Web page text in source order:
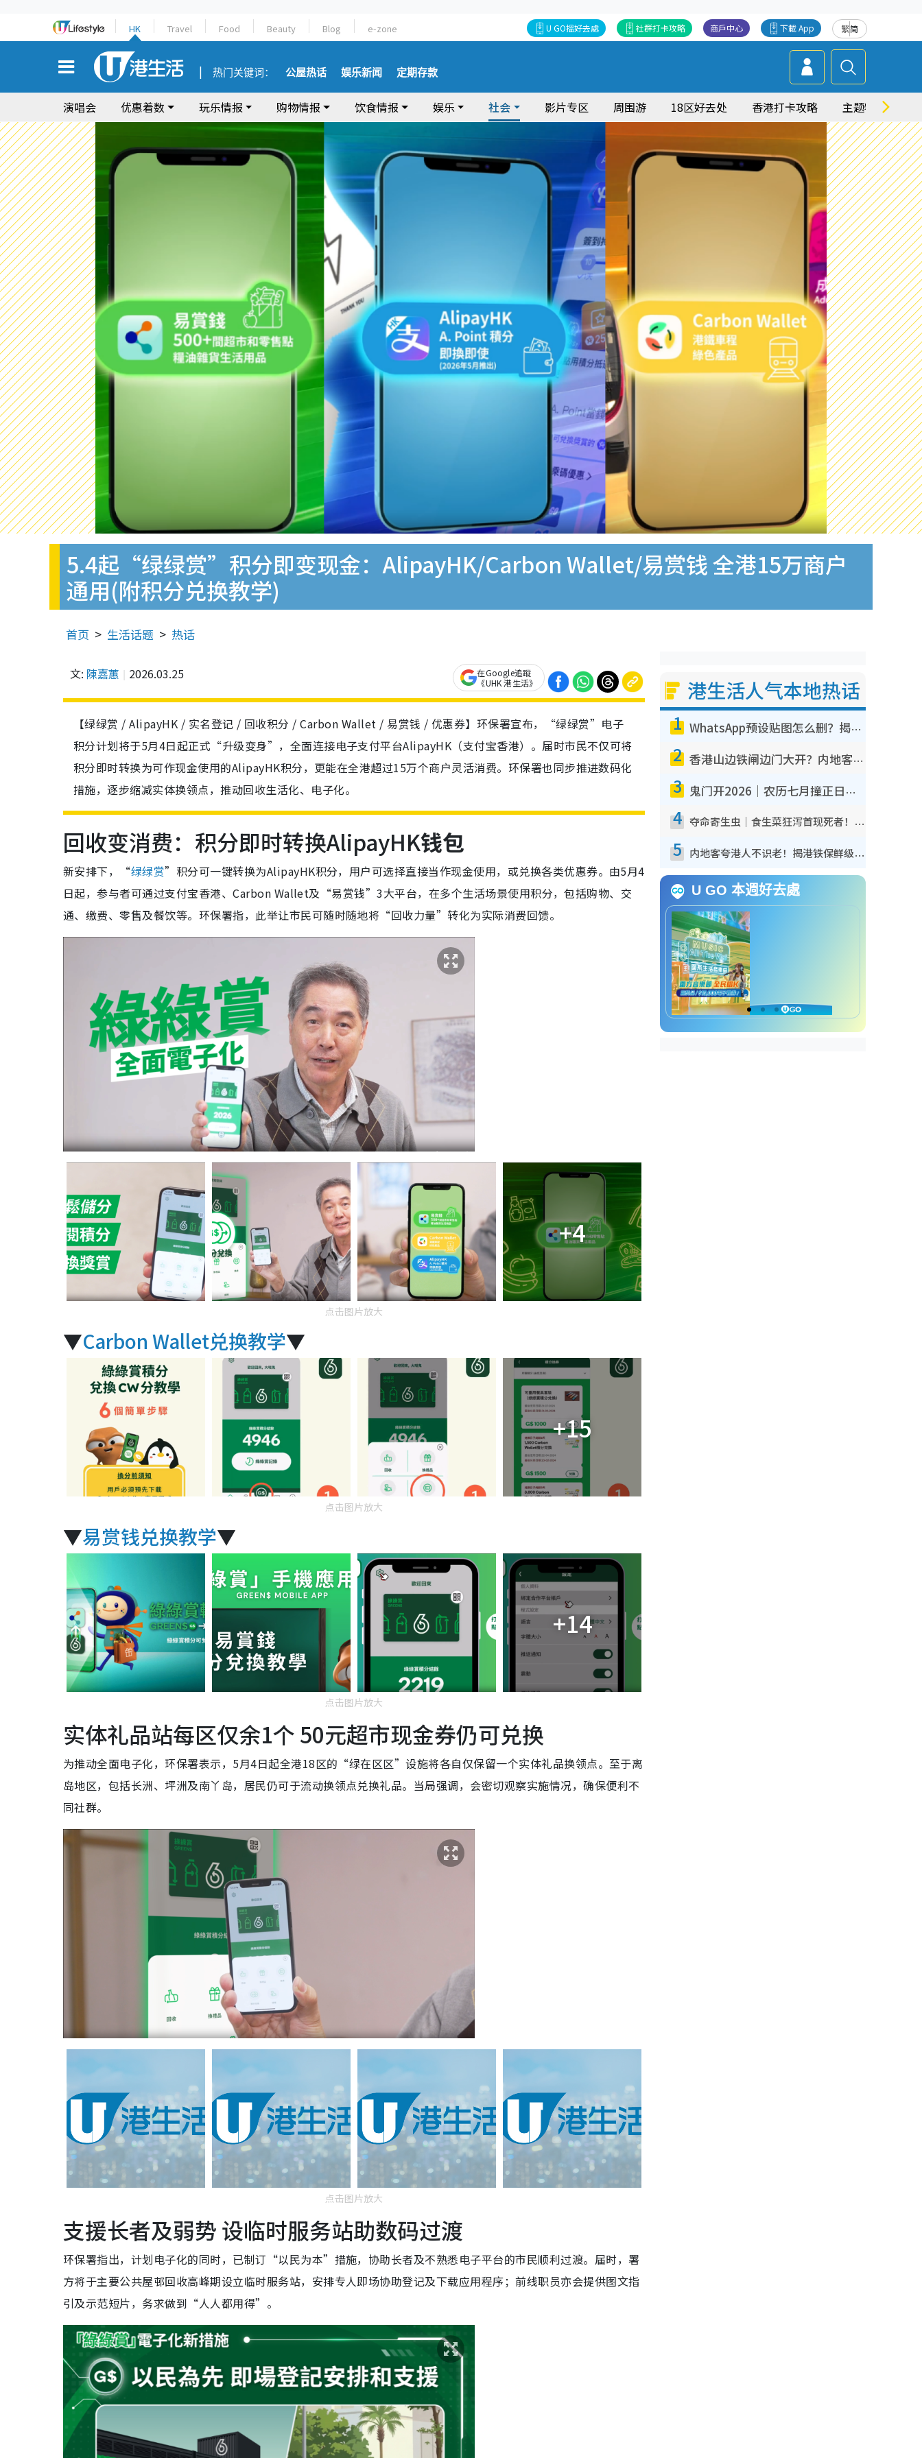
HK Travel Food Beauty Blog e-zone 繁简
下載 App
商戶中心
社群打卡攻略
U GO搵好去處
热门关键词： 公屋热话 娱乐新闻 定期存款
演唱会 优惠着数 玩乐情报 购物情报 饮食情报 娱乐 社会 影片专区 周围游 18区好去处 香港打卡攻略 主题特集
5.4起“绿绿赏”积分即变现金：AlipayHK/Carbon Wallet/易赏钱 全港15万商户
通用(附积分兑换教学)
首页 生活话题 热话
文: 陳嘉蕙 2026.03.25
在Google追蹤
《UHK 港生活》
【绿绿赏 / AlipayHK / 实名登记 / 回收积分 / Carbon Wallet / 易赏钱 / 优惠券】环保署宣布，“绿绿赏”电子
积分计划将于5月4日起正式“升级变身”，全面连接电子支付平台AlipayHK（支付宝香港）。届时市民不仅可将
积分即时转换为可作现金使用的AlipayHK积分，更能在全港超过15万个商户灵活消费。环保署也同步推进数码化
措施，逐步缩减实体换领点，推动回收生活化、电子化。
回收变消费：积分即时转换AlipayHK钱包
新安排下，“绿绿赏”积分可一键转换为AlipayHK积分，用户可选择直接当作现金使用，或兑换各类优惠券。由5月4
日起，参与者可通过支付宝香港、Carbon Wallet及“易赏钱”3大平台，在多个生活场景使用积分，包括购物、交
通、缴费、零售及餐饮等。环保署指，此举让市民可随时随地将“回收力量”转化为实际消费回馈。
+4
点击图片放大
▼Carbon Wallet兑换教学▼
+15
点击图片放大
▼易赏钱兑换教学▼
+14
点击图片放大
实体礼品站每区仅余1个 50元超市现金券仍可兑换
为推动全面电子化，环保署表示，5月4日起全港18区的“绿在区区”设施将各自仅保留一个实体礼品换领点。至于离
岛地区，包括长洲、坪洲及南丫岛，居民仍可于流动换领点兑换礼品。当局强调，会密切观察实施情况，确保便利不
同社群。
点击图片放大
支援长者及弱势 设临时服务站助数码过渡
环保署指出，计划电子化的同时，已制订“以民为本”措施，协助长者及不熟悉电子平台的市民顺利过渡。届时，署
方将于主要公共屋邨回收高峰期设立临时服务站，安排专人即场协助登记及下载应用程序；前线职员亦会提供图文指
引及示范短片，务求做到“人人都用得”。
港生活人气本地热话
1 WhatsApp预设贴图怎么删？揭秘1招“反向操作”还原简洁界面 附3步实测教程
2 香港山边铁闸边门大开？内地客困惑意义何在！网友神回复：这种叫法理性防御
3 鬼门开2026｜农历七月撞正日全食特别邪？专家警告切忌做一事！揭4大禁忌+2招保平安
4 夺命寄生虫｜食生菜狂泻首现死者！疫潮恶化录1.8万宗病例 揭洗菜3大谬误
5 内地客夸港人不识老！揭港铁保鲜级冷气 港人求放过：别投诉
U GO 本週好去處